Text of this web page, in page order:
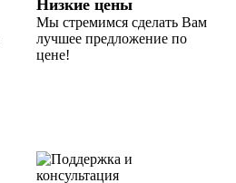
Низкие цены
Мы стремимся сделать Вам
лучшее предложение по
цене!